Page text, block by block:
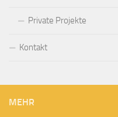
Private Projekte
Kontakt
MEHR